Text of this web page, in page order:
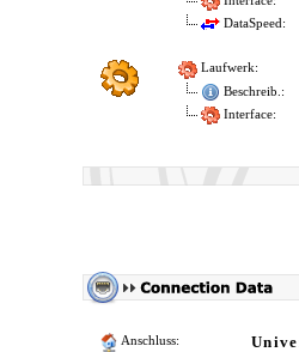
DataSpeed:
Laufwerk:
Beschreib.:
Interface:
Anschluss: